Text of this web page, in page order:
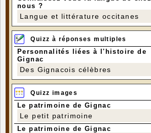
nous ?
Langue et littérature occitanes
Quizz à réponses multiples
Personnalités liées à l'histoire de
Gignac
Des Gignacois célèbres
Quizz images
Le patrimoine de Gignac
Le petit patrimoine
Le patrimoine de Gignac